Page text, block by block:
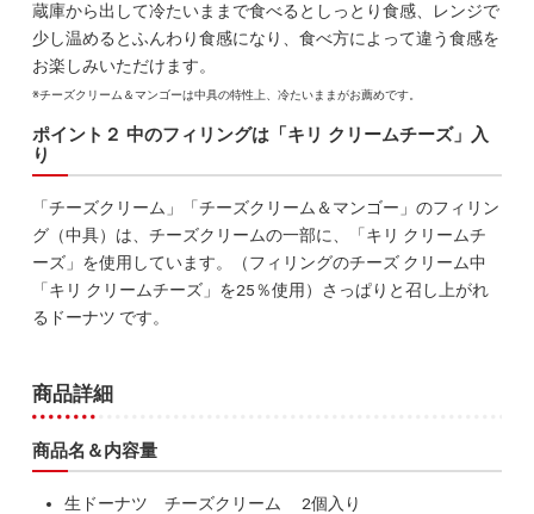
蔵庫から出して冷たいままで食べるとしっとり食感、レンジで
少し温めるとふんわり食感になり、食べ方によって違う食感を
お楽しみいただけます。
※チーズクリーム＆マンゴーは中具の特性上、冷たいままがお薦めです。
ポイント２ 中のフィリングは「キリ クリームチーズ」入
り
「チーズクリーム」「チーズクリーム＆マンゴー」のフィリン
グ（中具）は、チーズクリームの一部に、「キリ クリームチ
ーズ」を使用しています。（フィリングのチーズ クリーム中
「キリ クリームチーズ」を25％使用）さっぱりと召し上がれ
るドーナツ です。
商品詳細
商品名＆内容量
生ドーナツ チーズクリーム 2個入り